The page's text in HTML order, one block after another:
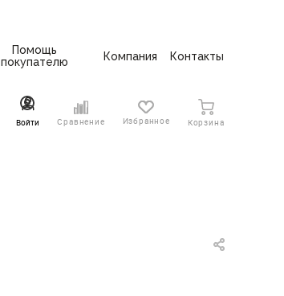
Помощь
покупателю
Компания Контакты
Войти Сравнение Избранное Корзина